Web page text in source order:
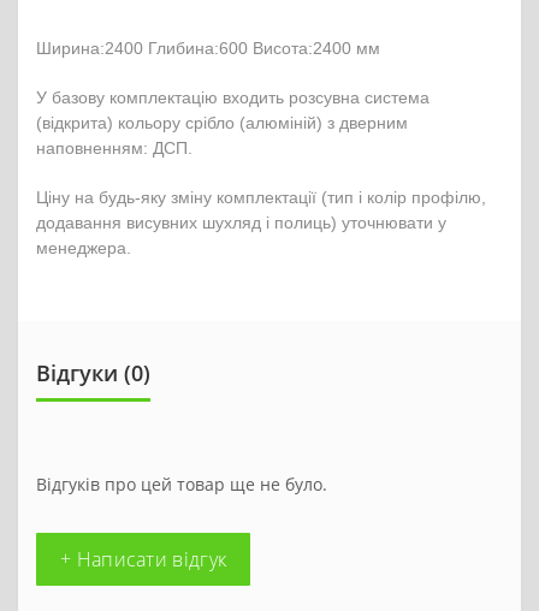
Ширина:2400 Глибина:600 Висота:2400 мм
У базову комплектацію входить розсувна система
(відкрита) кольору срібло (алюміній) з дверним
наповненням: ДСП.
Ціну на будь-яку зміну комплектації (тип і колір профілю,
додавання висувних шухляд і полиць) уточнювати у
менеджера.
Відгуки (0)
Відгуків про цей товар ще не було.
+ Написати відгук